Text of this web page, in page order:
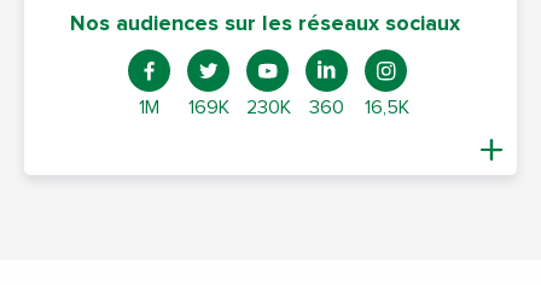
Nos audiences sur les réseaux sociaux
1M 169K 230K 360 16,5K